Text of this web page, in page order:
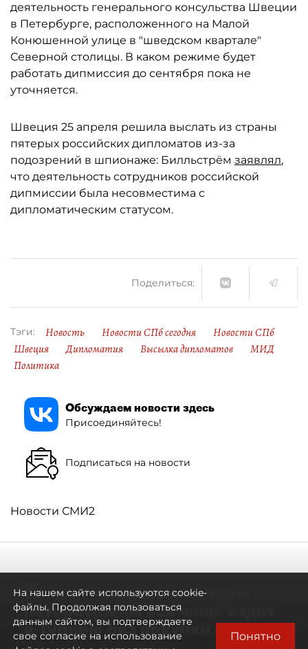
деятельность генерального консульства Швеции
в Петербурге, расположенного на Малой
Конюшенной улице в "шведском квартале"
Северной столицы. В каком режиме будет
работать дипмиссия до сентября пока не
уточняется.
Швеция 25 апреля решила выслать из страны
пятерых российских дипломатов из-за
подозрений в шпионаже: Билльстрём заявлял,
что деятельность сотрудников российской
дипмиссии была несовместима с
дипломатическим статусом.
Поделиться:
Тэги: Новость Новости СПб сегодня
Новости СПб
Швеция
Дипломатия Высылка дипломатов
МИД
Политика
Обсуждаем новости здесь
Присоединяйтесь!
Подписаться на новости
Новости СМИ2
Самостоятельными стали:
петербуржцы всё чаще ездят
в Турцию без покупки туров
На нашем сайте используются cookie-
файлы. Продолжая пользоваться
данным сайтом, вы подтверждаете
свое согласие на использование
Понятно